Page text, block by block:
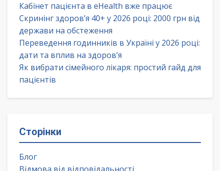
Кабінет пацієнта в eHealth вже працює
Скринінг здоров’я 40+ у 2026 році: 2000 грн від
держави на обстеження
Переведення годинників в Україні у 2026 році:
дати та вплив на здоров’я
Як вибрати сімейного лікаря: простий гайд для
пацієнтів
Сторінки
Блог